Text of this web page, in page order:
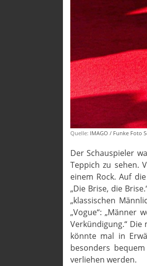
Quelle: IMAGO / Funke Foto
Der Schauspieler
Teppich zu sehen.
einem Rock. Auf
„Die Brise, die
„klassischen
„Vogue“: „Männer
Verkündigung.“
könnte mal in
besonders
verliehen werden.